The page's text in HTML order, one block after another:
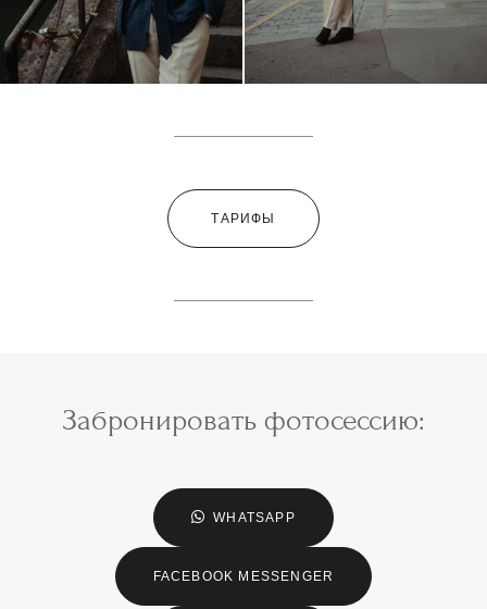
ТАРИФЫ
Забронировать фотосессию:
WHATSAPP
FACEBOOK MESSENGER